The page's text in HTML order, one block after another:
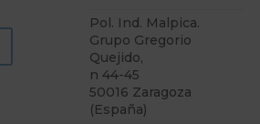
Pol. Ind. Malpica.
Grupo Gregorio
Quejido,
n 44-45
50016 Zaragoza
(España)